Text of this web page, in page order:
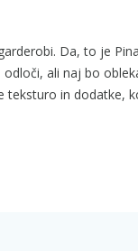
Da, to je
ali naj bo
in dodatke,